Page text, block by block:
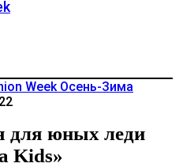
Week Осень-Зима
для юных леди
Kids»